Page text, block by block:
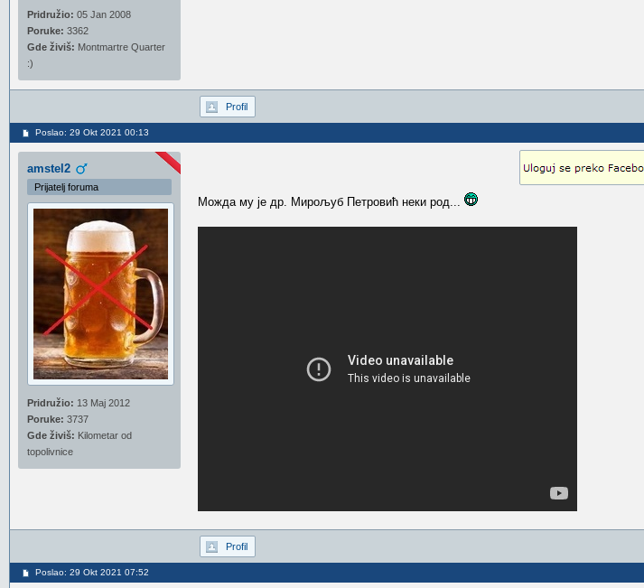
Pridružio: 05 Jan 2008
Poruke: 3362
Gde živiš: Montmartre Quarter
:)
Profil
Poslao: 29 Okt 2021 00:13
amstel2
Prijatelj foruma
Pridružio: 13 Maj 2012
Poruke: 3737
Gde živiš: Kilometar od
topolivnice
Можда му је др. Мирољуб Петровић неки род...
Profil
Poslao: 29 Okt 2021 07:52